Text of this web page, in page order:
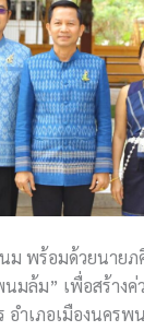
พร้อมด้วยนาย
ล้ม” เพื่อสร้า
อำเภอเมืองนคร